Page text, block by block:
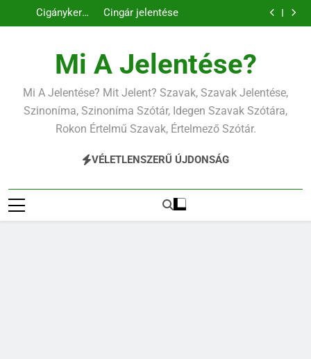
a
jelentése
Cigánykerék
jelentése
Cingár jelentése
Civilizáció
Mi A Jelentése?
Mi A Jelentése? Mit Jelent? Szavak, Szavak Jelentése,
Szinoníma, Szinoníma Szótár, Idegen Szavak Szótára,
Rokon Értelmű Szavak, Értelmező Szótár.
VÉLETLENSZERŰ ÚJDONSÁG